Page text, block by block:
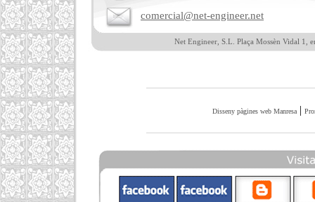
comercial@net-engineer.net
Net Engineer, S.L. Plaça Mossèn Vidal 1,
Disseny pàgines web Manresa|